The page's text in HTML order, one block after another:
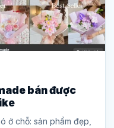
bán được
ở chỗ: sản phẩm đẹp,